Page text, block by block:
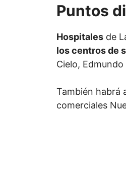
Puntos
Hospitales de
los centros de
Cielo,
También habrá
comerciales